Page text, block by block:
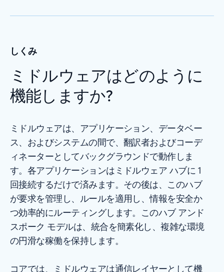
しくみ
ミドルウェアはどのように
機能しますか?
ミドルウェアは、アプリケーション、データベー
ス、およびシステムの間で、翻訳者およびコーデ
ィネーターとしてバックグラウンドで動作しま
す。各アプリケーションはミドルウェア ハブに 1
回接続するだけで済みます。その後は、このハブ
が要求を管理し、ルールを適用し、情報を安全か
つ効率的にルーティングします。このハブ アンド
スポーク モデルは、統合を簡素化し、複雑な環境
の円滑な稼働を保持します。
コアでは、ミドルウェアは通信レイヤーとして機